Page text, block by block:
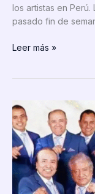
los artistas en
pasado fin de
Grupo
escenario
con
chalecos
antibalas
tras
atentado
Leer más »